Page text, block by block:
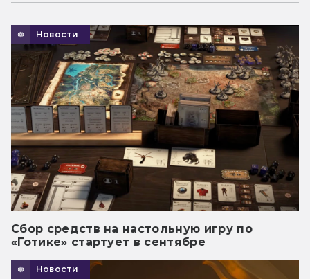
Новости
Сбор средств на настольную игру по
«Готике» стартует в сентябре
Новости